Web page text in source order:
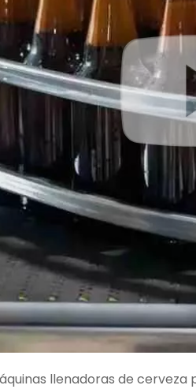
llenadoras de